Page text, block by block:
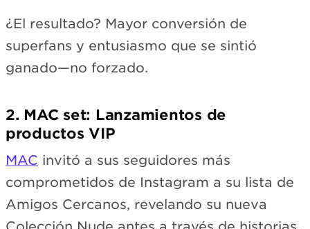
¿El resultado? Mayor conversión de
superfans y entusiasmo que se sintió
ganado—no forzado.
2. MAC set: Lanzamientos de
productos VIP
MAC invitó a sus seguidores más
comprometidos de Instagram a su lista de
Amigos Cercanos, revelando su nueva